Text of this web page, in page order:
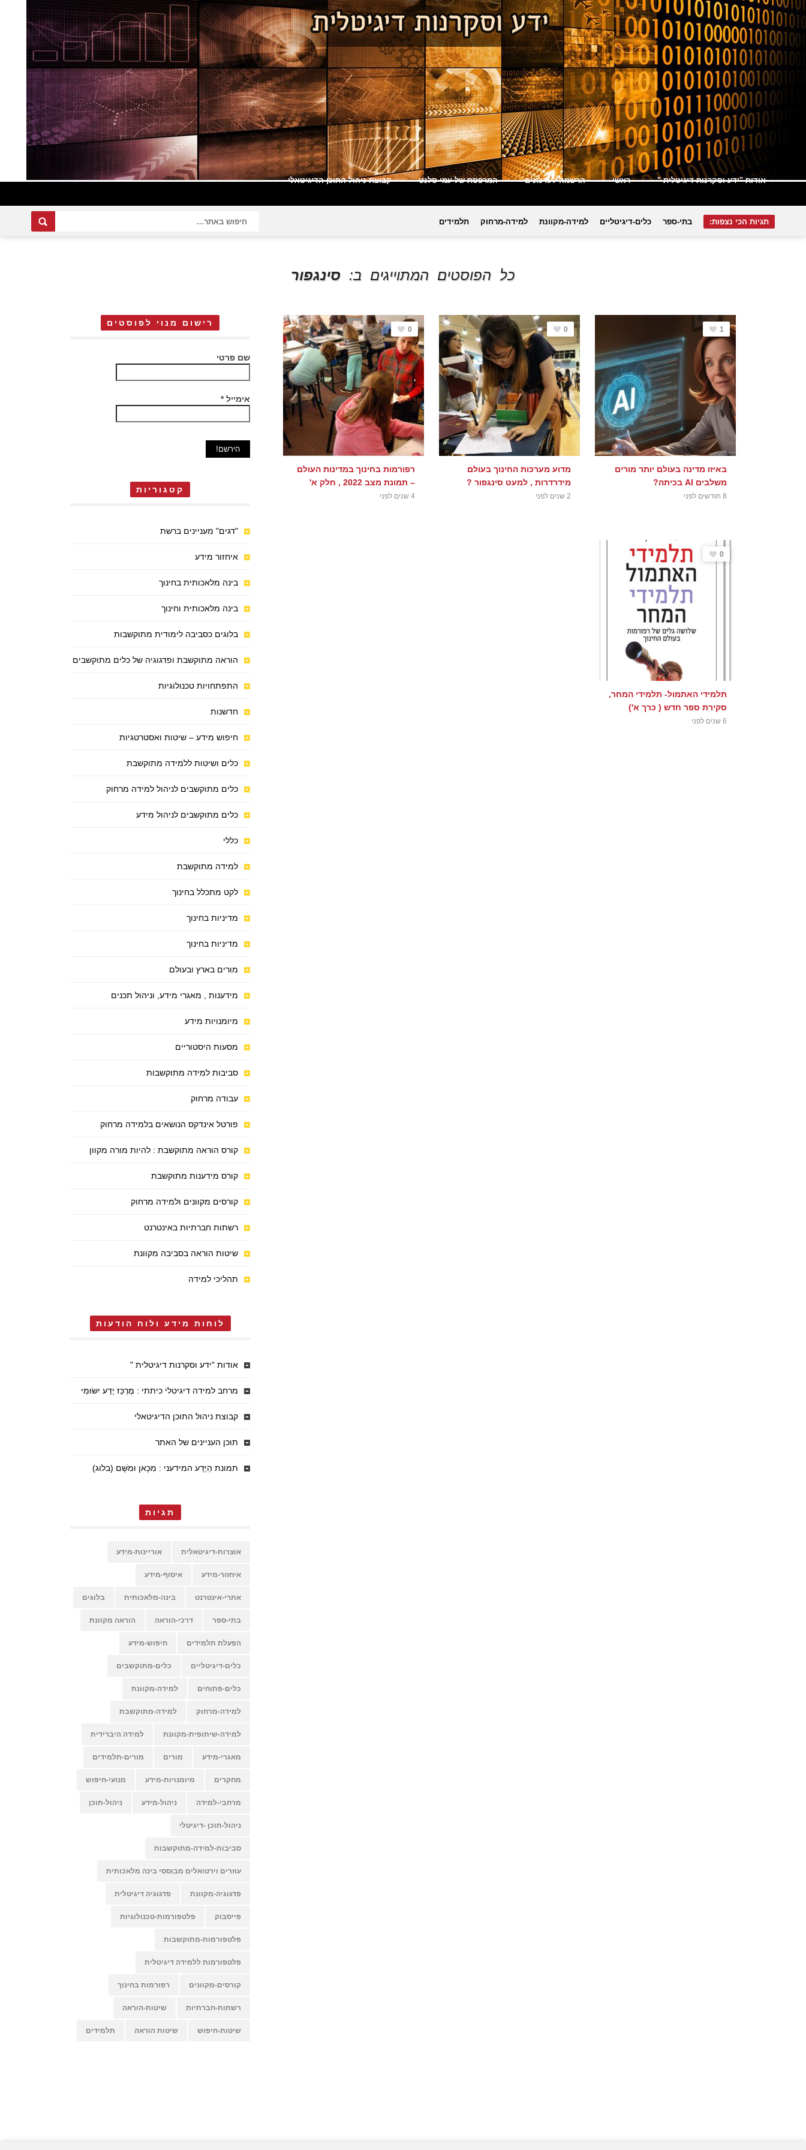
אודות "ידע וסקרנות דיגיטלית " ראשי הרשמה לעדכונים המרפסת של עמי סלנט קבוצת ניהול התוכן הדיגיטאלי
תגיות הכי נצפות: בתי-ספר כלים-דיגיטליים למידה-מקוונת למידה-מרחוק תלמידים
כל הפוסטים המתוייגים ב: סינגפור
1
באיזו מדינה בעולם יותר מורים
משלבים AI בכיתה?
8 חודשים לפני
0
מדוע מערכות החינוך בעולם
מידרדרות , למעט סינגפור ?
2 שנים לפני
0
רפורמות בחינוך במדינות העולם
– תמונת מצב 2022 , חלק א'
4 שנים לפני
0
תלמידי האתמול- תלמידי המחר,
סקירת ספר חדש ( כרך א')
6 שנים לפני
רישום מנוי לפוסטים
שם פרטי
אימייל*
קטגוריות
"דגים" מעניינים ברשת
איחזור מידע
בינה מלאכותית בחינוך
בינה מלאכותית וחינוך
בלוגים כסביבה לימודית מתוקשבות
הוראה מתוקשבת ופדגוגיה של כלים מתוקשבים
התפתחויות טכנולוגיות
חדשנות
חיפוש מידע – שיטות ואסטרטגיות
כלים ושיטות ללמידה מתוקשבת
כלים מתוקשבים לניהול למידה מרחוק
כלים מתוקשבים לניהול מידע
כללי
למידה מתוקשבת
לקט מתכלל בחינוך
מדיניות בחינוך
מדיניות בחינוך
מורים בארץ ובעולם
מידענות , מאגרי מידע, וניהול תכנים
מיומנויות מידע
מסעות היסטוריים
סביבות למידה מתוקשבות
עבודה מרחוק
פורטל אינדקס הנושאים בלמידה מרחוק
קורס הוראה מתוקשבת : להיות מורה מקוון
קורס מידענות מתוקשבת
קורסים מקוונים ולמידה מרחוק
רשתות חברתיות באינטרנט
שיטות הוראה בסביבה מקוונת
תהליכי למידה
לוחות מידע ולוח הודעות
אודות "ידע וסקרנות דיגיטלית "
מרחב למידה דיגיטלי כיתתי : מֶרְכַּז יֶדַע יִשּׂוּמִי
קבוצת ניהול התוכן הדיגיטאלי
תוכן העניינים של האתר
תמונת הַיֶּדַע המידעני : מִכָּאן וּמִשָּׁם (בלוג)
תגיות
אוצרות-דיגיטאלית אוריינות-מידע
איחזור-מידע איסוף-מידע
אתרי-אינטרנט בינה-מלאכותית בלוגים
בתי-ספר דרכי-הוראה הוראה מקוונת
הפעלת תלמידים חיפוש-מידע
כלים-דיגיטליים כלים-מתוקשבים
כלים-פתוחים למידה-מקוונת
למידה-מרחוק למידה-מתוקשבת
למידה-שיתופית-מקוונת למידה היברידית
מאגרי-מידע מורים מורים-תלמידים
מחקרים מיומנויות-מידע מנועי-חיפוש
מרחבי-למידה ניהול-מידע ניהול-תוכן
ניהול-תוכן -דיגיטלי
סביבות-למידה-מתוקשבות
עוזרים וירטואלים מבוססי בינה מלאכותית
פדגוגיה-מקוונת פדגוגיה דיגיטלית
פייסבוק פלטפורמות-טכנולוגיות
פלטפורמות-מתוקשבות
פלטפורמות ללמידה דיגיטלית
קורסים-מקוונים רפורמות בחינוך
רשתות-חברתיות שיטות-הוראה
שיטות-חיפוש שיטות הוראה תלמידים